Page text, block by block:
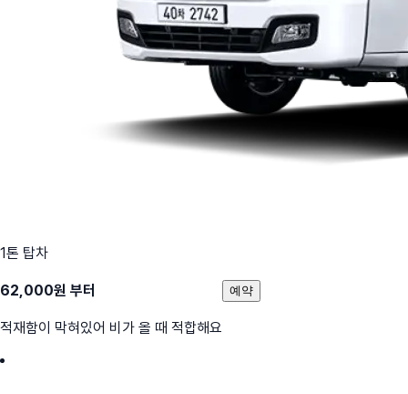
1톤 탑차
62,000원 부터
적재함이 막혀있어 비가 올 때 적합해요
예약